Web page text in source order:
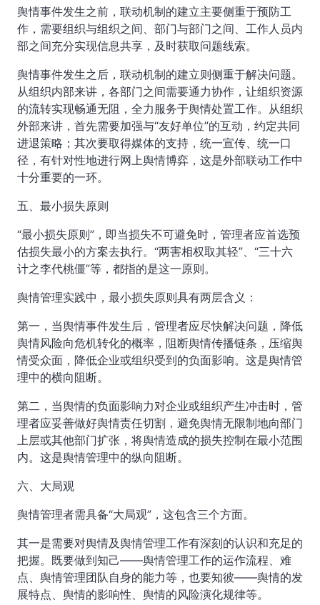
舆情事件发生之前，联动机制的建立主要侧重于预防工
作，需要组织与组织之间、部门与部门之间、工作人员内
部之间充分实现信息共享，及时获取问题线索。
舆情事件发生之后，联动机制的建立则侧重于解决问题。
从组织内部来讲，各部门之间需要通力协作，让组织资源
的流转实现畅通无阻，全力服务于舆情处置工作。从组织
外部来讲，首先需要加强与“友好单位”的互动，约定共同
进退策略；其次要取得媒体的支持，统一宣传、统一口
径，有针对性地进行网上舆情博弈，这是外部联动工作中
十分重要的一环。
五、最小损失原则
“最小损失原则”，即当损失不可避免时，管理者应首选预
估损失最小的方案去执行。“两害相权取其轻”、“三十六
计之李代桃僵”等，都指的是这一原则。
舆情管理实践中，最小损失原则具有两层含义：
第一，当舆情事件发生后，管理者应尽快解决问题，降低
舆情风险向危机转化的概率，阻断舆情传播链条，压缩舆
情受众面，降低企业或组织受到的负面影响。这是舆情管
理中的横向阻断。
第二，当舆情的负面影响力对企业或组织产生冲击时，管
理者应妥善做好舆情责任切割，避免舆情无限制地向部门
上层或其他部门扩张，将舆情造成的损失控制在最小范围
内。这是舆情管理中的纵向阻断。
六、大局观
舆情管理者需具备“大局观”，这包含三个方面。
其一是需要对舆情及舆情管理工作有深刻的认识和充足的
把握。既要做到知己——舆情管理工作的运作流程、难
点、舆情管理团队自身的能力等，也要知彼——舆情的发
展特点、舆情的影响性、舆情的风险演化规律等。